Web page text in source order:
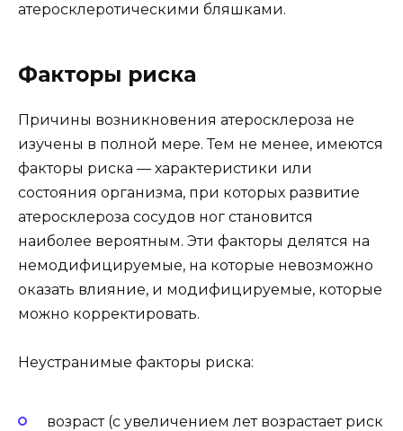
атеросклеротическими бляшками.
Факторы риска
Причины возникновения атеросклероза не
изучены в полной мере. Тем не менее, имеются
факторы риска — характеристики или
состояния организма, при которых развитие
атеросклероза сосудов ног становится
наиболее вероятным. Эти факторы делятся на
немодифицируемые, на которые невозможно
оказать влияние, и модифицируемые, которые
можно корректировать.
Неустранимые факторы риска:
возраст (с увеличением лет возрастает риск